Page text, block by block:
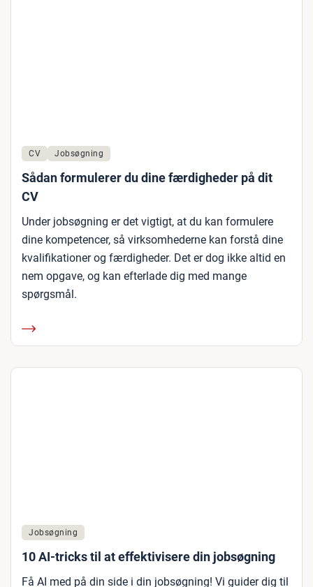
CV Jobsøgning
Sådan formulerer du dine færdigheder på dit
CV
Under jobsøgning er det vigtigt, at du kan formulere
dine kompetencer, så virksomhederne kan forstå dine
kvalifikationer og færdigheder. Det er dog ikke altid en
nem opgave, og kan efterlade dig med mange
spørgsmål.
Jobsøgning
10 AI-tricks til at effektivisere din jobsøgning
Få AI med på din side i din jobsøgning! Vi guider dig til